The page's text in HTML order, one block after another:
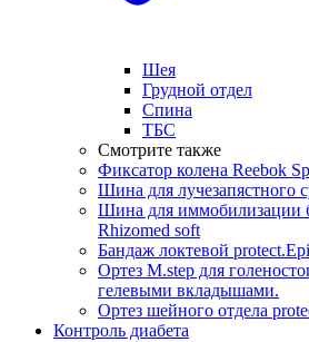
Шея
Грудной отдел
Спина
ТБС
Смотрите также
Фиксатор колена Reebok
Шина для лучезапястного
Шина для иммобилизации
Rhizomed soft
Бандаж локтевой protect.Epi
Ортез M.step для
гелевыми вкладышами.
Ортез шейного отдела
Контроль диабета